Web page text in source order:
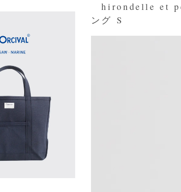
hirondelle et
ング S